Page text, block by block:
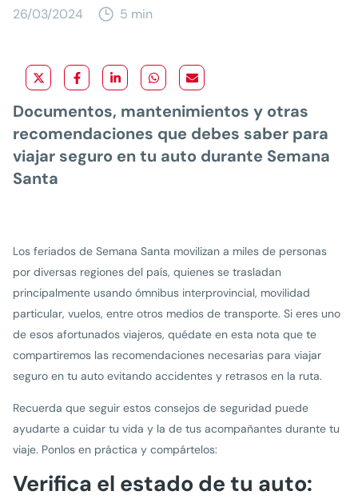
26/03/2024 5 min
Documentos, mantenimientos y otras
recomendaciones que debes saber para
viajar seguro en tu auto durante Semana
Santa
Los feriados de Semana Santa movilizan a miles de personas
por diversas regiones del país, quienes se trasladan
principalmente usando ómnibus interprovincial, movilidad
particular, vuelos, entre otros medios de transporte. Si eres uno
de esos afortunados viajeros, quédate en esta nota que te
compartiremos las recomendaciones necesarias para viajar
seguro en tu auto evitando accidentes y retrasos en la ruta.
Recuerda que seguir estos consejos de seguridad puede
ayudarte a cuidar tu vida y la de tus acompañantes durante tu
viaje. Ponlos en práctica y compártelos:
Verifica el estado de tu auto: